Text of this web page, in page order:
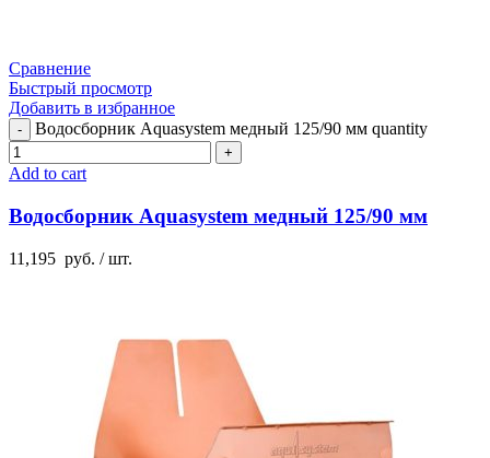
Сравнение
Быстрый просмотр
Добавить в избранное
Водосборник Aquasystem медный 125/90 мм quantity
Add to cart
Водосборник Aquasystem медный 125/90 мм
11,195 руб. / шт.